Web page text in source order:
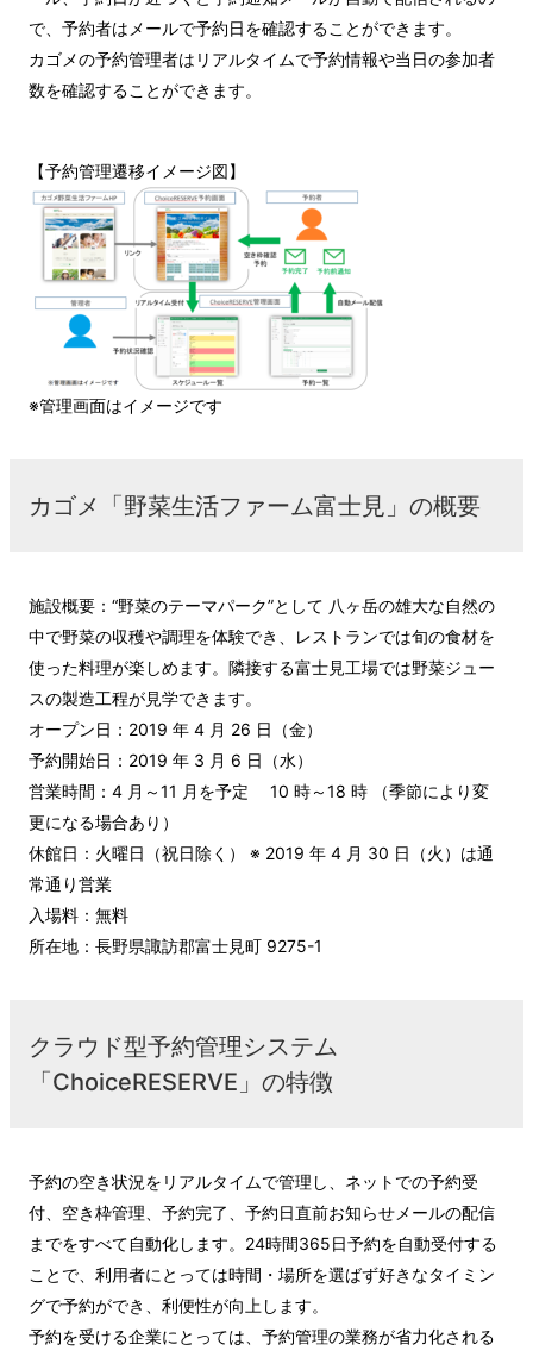
で、予約者はメールで予約日を確認することができます。
カゴメの予約管理者はリアルタイムで予約情報や当日の参加者
数を確認することができます。
【予約管理遷移イメージ図】
※管理画面はイメージです
カゴメ「野菜生活ファーム富士見」の概要
施設概要：“野菜のテーマパーク”として 八ヶ岳の雄大な自然の
中で野菜の収穫や調理を体験でき、レストランでは旬の食材を
使った料理が楽しめます。隣接する富士見工場では野菜ジュー
スの製造工程が見学できます。
オープン日：2019 年 4 月 26 日（金）
予約開始日：2019 年 3 月 6 日（水）
営業時間：4 月～11 月を予定 10 時～18 時 （季節により変
更になる場合あり）
休館日：火曜日（祝日除く） ※ 2019 年 4 月 30 日（火）は通
常通り営業
入場料：無料
所在地：長野県諏訪郡富士見町 9275-1
クラウド型予約管理システム
「ChoiceRESERVE」の特徴
予約の空き状況をリアルタイムで管理し、ネットでの予約受
付、空き枠管理、予約完了、予約日直前お知らせメールの配信
までをすべて自動化します。24時間365日予約を自動受付する
ことで、利用者にとっては時間・場所を選ばず好きなタイミン
グで予約ができ、利便性が向上します。
予約を受ける企業にとっては、予約管理の業務が省力化される